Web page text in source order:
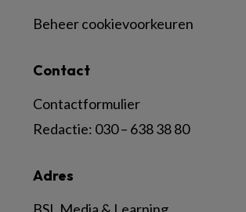
Adres
Contact
Contactformulier
Redactie: 030 – 638 38 80
Beheer cookievoorkeuren